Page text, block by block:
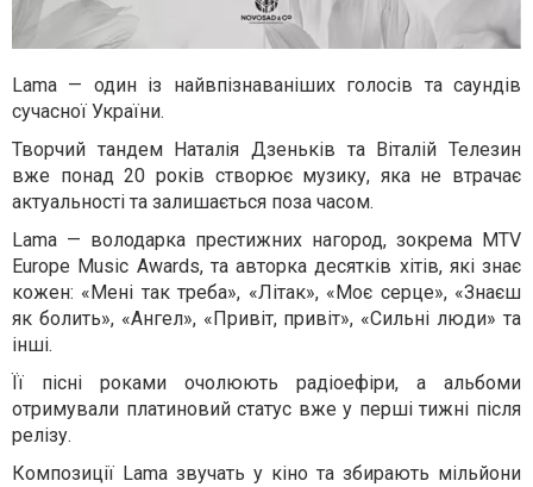
Lama — один із найвпізнаваніших голосів та саундів
сучасної України.
Творчий тандем Наталія Дзеньків та Віталій Телезин
вже понад 20 років створює музику, яка не втрачає
актуальності та залишається поза часом.
Lama — володарка престижних нагород, зокрема MTV
Europe Music Awards, та авторка десятків хітів, які знає
кожен: «Мені так треба», «Літак», «Моє серце», «Знаєш
як болить», «Ангел», «Привіт, привіт», «Сильні люди» та
інші.
Її пісні роками очолюють радіоефіри, а альбоми
отримували платиновий статус вже у перші тижні після
релізу.
Композиції Lama звучать у кіно та збирають мільйони